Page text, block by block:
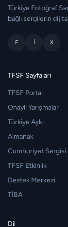
Türkiye Fotoğraf
bağlı sergilerin
F I X
TFSF Sayfaları
TFSF Portal
Onaylı Yarışmalar
Türkiye Aşkı
Almanak
Cumhuriyet Sergisi
TFSF Etkinlik
Destek Merkezi
TİBA
Dil